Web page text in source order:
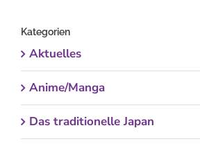
Kategorien
Aktuelles
Anime/Manga
Das traditionelle Japan